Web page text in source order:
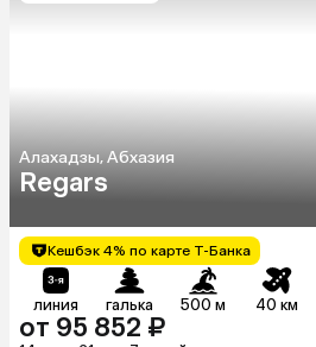
Алахадзы, Абхазия
Regars
Кешбэк 4% по карте Т-Банка
линия галька 500 м 40 км
от 95 852 ₽